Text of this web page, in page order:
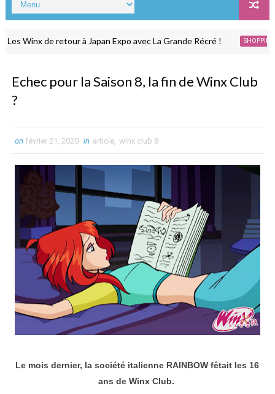
de retour à Japan Expo avec La Grande Récré ! SHOPPING
Echec pour la Saison 8, la fin de Winx Club
?
on février 21, 2020 in article, winx club 8
Le mois dernier, la société italienne RAINBOW fêtait les 16
ans de Winx Club.